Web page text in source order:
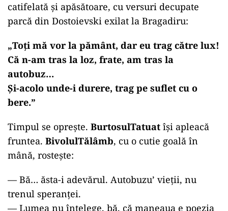
catifelată și apăsătoare, cu versuri decupate
parcă din Dostoievski exilat la Bragadiru:
„Toți mă vor la pământ, dar eu trag către lux!
Că n-am tras la loz, frate, am tras la
autobuz…
Și-acolo unde-i durere, trag pe suflet cu o
bere.”
Timpul se oprește. BurtosulTatuat își apleacă
fruntea. BivolulTălâmb, cu o cutie goală în
mână, rostește:
— Bă… ăsta-i adevărul. Autobuzu’ vieții, nu
trenul speranței.
— Lumea nu înțelege, bă, că maneaua e poezia